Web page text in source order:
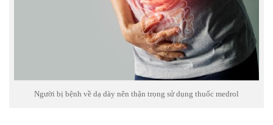
Người bị bệnh về dạ dày nên thận trọng sử dụng thuốc medrol